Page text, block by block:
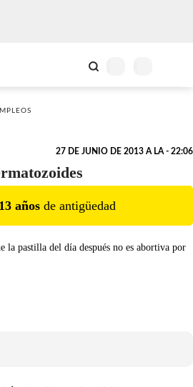
27 DE JUNIO DE 2013 A LA - 22:06
13 años de antigüedad
la pastilla del día después no es abortiva por